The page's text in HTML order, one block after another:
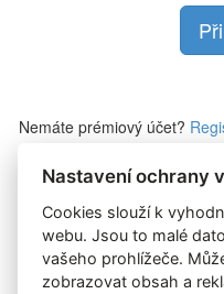
Nemáte prémiový účet?
Nastavení ochrany
Cookies slouží k
webu. Jsou to malé
vašeho prohlížeče.
zobrazovat obsah a